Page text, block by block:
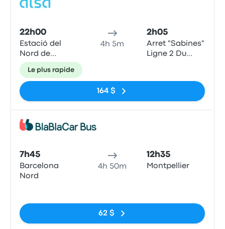
22h00
Estació del
Nord de
Barcelona
4h 5m
2h05
Arret "Sabines"
Ligne 2 Du
Le plus rapide
164 $
7h45
Barcelona
Nord
4h 50m
12h35
Montpellier
62 $